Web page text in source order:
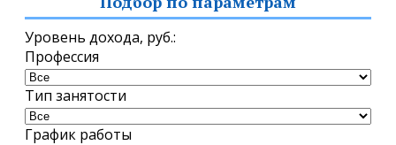
Уровень дохода, руб.:
Профессия
Тип занятости
График работы